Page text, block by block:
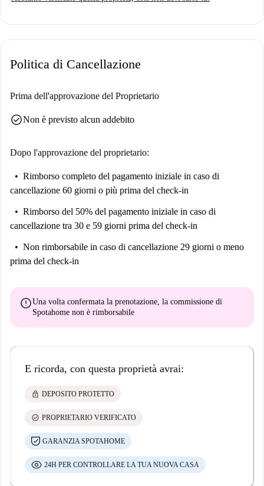
le università di Oslo, raggiungibili a piedi in pochi minuti. Nelle
Sapori Italiani e Pham House, che offrono rispettivamente cucina
posizione privilegiata a Londra con una scelta eclettica nelle vicinanze.
Politica di Cancellazione
Prima dell'approvazione del Proprietario
check_circleNon è previsto alcun addebito
Dopo l'approvazione del proprietario:
Rimborso completo del pagamento iniziale in caso di
cancellazione 60 giorni o più prima del check-in
Rimborso del 50% del pagamento iniziale in caso di
cancellazione tra 30 e 59 giorni prima del check-in
Non rimborsabile in caso di cancellazione 29 giorni o meno
prima del check-in
errorUna volta confermata la prenotazione, la commissione di
Spotahome non è rimborsabile
E ricorda, con questa proprietà avrai:
lock DEPOSITO PROTETTO
check_circle PROPRIETARIO VERIFICATO
GARANZIA SPOTAHOME
24H PER CONTROLLARE LA TUA NUOVA CASA